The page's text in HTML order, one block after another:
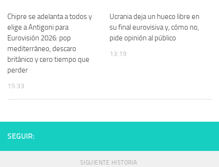
Chipre se adelanta a todos y
elige a Antigoni para
Eurovisión 2026: pop
mediterráneo, descaro
británico y cero tiempo que
perder
15:33
Ucrania deja un hueco libre en
su final eurovisiva y, cómo no,
pide opinión al público
13:19
SEGUIR:
SIGUIENTE HISTORIA